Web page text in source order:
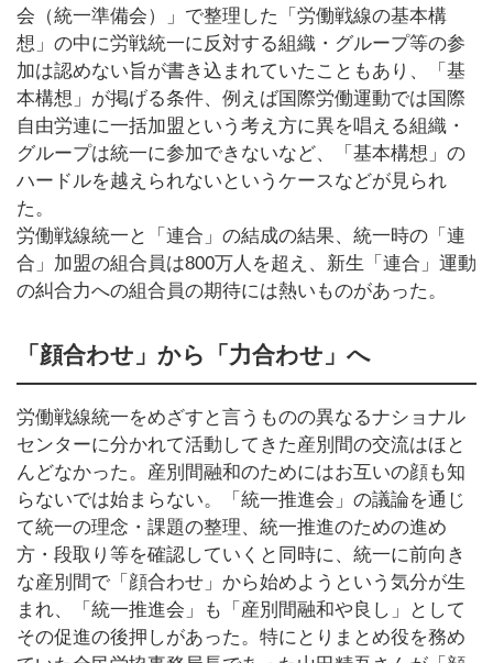
会（統一準備会）」で整理した「労働戦線の基本構
想」の中に労戦統一に反対する組織・グループ等の参
加は認めない旨が書き込まれていたこともあり、「基
本構想」が掲げる条件、例えば国際労働運動では国際
自由労連に一括加盟という考え方に異を唱える組織・
グループは統一に参加できないなど、「基本構想」の
ハードルを越えられないというケースなどが見られ
た。
労働戦線統一と「連合」の結成の結果、統一時の「連
合」加盟の組合員は800万人を超え、新生「連合」運動
の糾合力への組合員の期待には熱いものがあった。
「顔合わせ」から「力合わせ」へ
労働戦線統一をめざすと言うものの異なるナショナル
センターに分かれて活動してきた産別間の交流はほと
んどなかった。産別間融和のためにはお互いの顔も知
らないでは始まらない。「統一推進会」の議論を通じ
て統一の理念・課題の整理、統一推進のための進め
方・段取り等を確認していくと同時に、統一に前向き
な産別間で「顔合わせ」から始めようという気分が生
まれ、「統一推進会」も「産別間融和や良し」として
その促進の後押しがあった。特にとりまとめ役を務め